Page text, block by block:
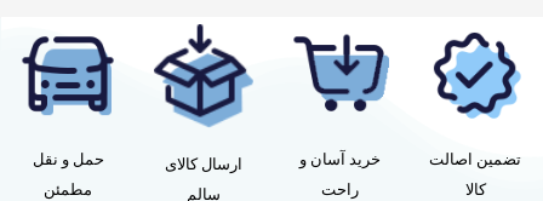
تضمین اصالت
کالا
خرید آسان و
راحت
ارسال کالای
سالم
حمل و نقل
مطمئن